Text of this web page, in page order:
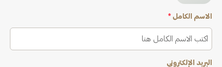
الاسم الكامل *
البريد الإلكتروني